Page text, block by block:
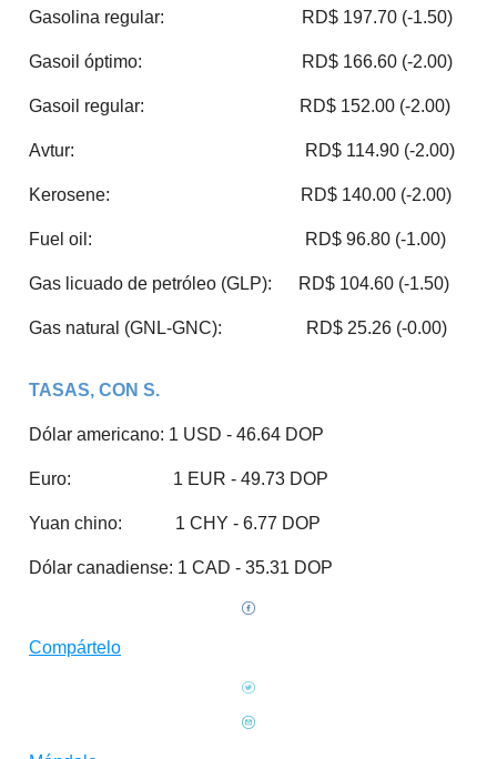
Gasolina regular: RD$ 197.70 (-1.50)
Gasoil óptimo: RD$ 166.60 (-2.00)
Gasoil regular: RD$ 152.00 (-2.00)
Avtur: RD$ 114.90 (-2.00)
Kerosene: RD$ 140.00 (-2.00)
Fuel oil: RD$ 96.80 (-1.00)
Gas licuado de petróleo (GLP): RD$ 104.60 (-1.50)
Gas natural (GNL-GNC): RD$ 25.26 (-0.00)
TASAS, CON S.
Dólar americano: 1 USD - 46.64 DOP
Euro: 1 EUR - 49.73 DOP
Yuan chino: 1 CHY - 6.77 DOP
Dólar canadiense: 1 CAD - 35.31 DOP
Compártelo